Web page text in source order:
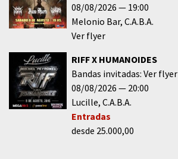
08/08/2026
19:00
Melonio Bar C.A.B.A.
Ver flyer
RIFF X HUMANOIDES
Bandas invitadas: Ver flyer
08/08/2026
20:00
Lucille C.A.B.A.
Entradas
desde 25.000,00